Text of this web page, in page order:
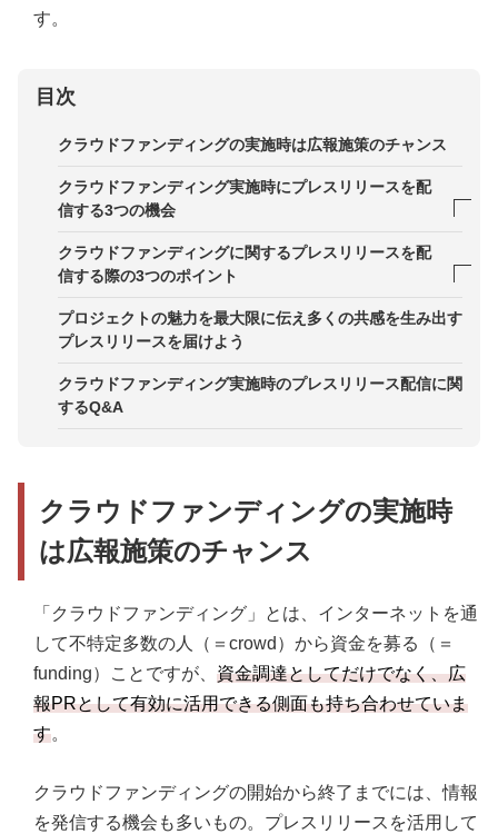
す。
目次
クラウドファンディングの実施時は広報施策のチャンス
クラウドファンディング実施時にプレスリリースを配
信する3つの機会
配信機会1．クラウドファンディング開始時
配信機会3．クラウドファンディング終了時
PickUp！商品・サービスの一般販売（リリース）時
クラウドファンディングに関するプレスリリースを配
信する際の3つのポイント
ポイント1．支援したくなる「共感」ポイントを盛
り込む
ポイント2．社会性のある情報発信を意識する
プロジェクトの魅力を最大限に伝え多くの共感を生み出す
プレスリリースを届けよう
クラウドファンディング実施時のプレスリリース配信に関
するQ&A
クラウドファンディングの実施時
は広報施策のチャンス
「クラウドファンディング」とは、インターネットを通
して不特定多数の人（＝crowd）から資金を募る（＝
funding）ことですが、 資金調達としてだけでなく、広
報PRとして有効に活用できる側面も持ち合わせていま
す。
クラウドファンディングの開始から終了までには、情報
を発信する機会も多いもの。プレスリリースを活用して